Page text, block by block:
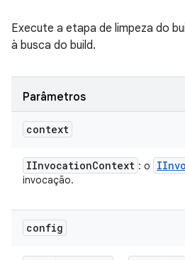
Execute a etapa de limpeza do
à busca do build.
Parâmetros
context
IInvocationContext : o
invocação.
config